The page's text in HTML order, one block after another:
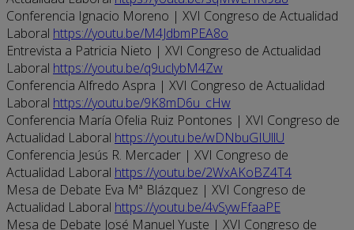
Conferencia Ignacio Moreno | XVI Congreso de Actualidad
Laboral https://youtu.be/M4JdbmPEA8o
Entrevista a Patricia Nieto | XVI Congreso de Actualidad
Laboral https://youtu.be/q9uclybM4Zw
Conferencia Alfredo Aspra | XVI Congreso de Actualidad
Laboral https://youtu.be/9K8mD6u_cHw
Conferencia María Ofelia Ruiz Pontones | XVI Congreso de
Actualidad Laboral https://youtu.be/wDNbuGIUllU
Conferencia Jesús R. Mercader | XVI Congreso de
Actualidad Laboral https://youtu.be/2WxAKoBZ4T4
Mesa de Debate Eva Mª Blázquez | XVI Congreso de
Actualidad Laboral https://youtu.be/4vSywFfaaPE
Mesa de Debate José Manuel Yuste | XVI Congreso de